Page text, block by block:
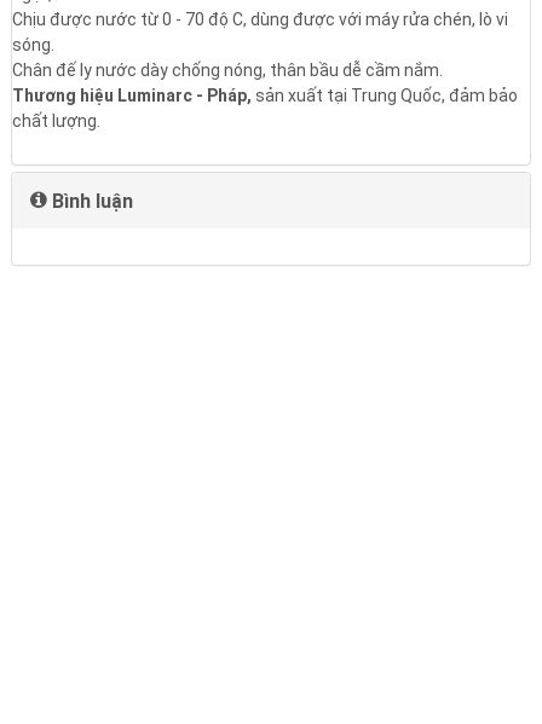
Chịu được nước từ 0 - 70 độ C, dùng được với máy rửa chén, lò vi
sóng.
Chân đế ly nước dày chống nóng, thân bầu dễ cầm nắm.
Thương hiệu Luminarc - Pháp, sản xuất tại Trung Quốc, đảm bảo
chất lượng.
Bình luận